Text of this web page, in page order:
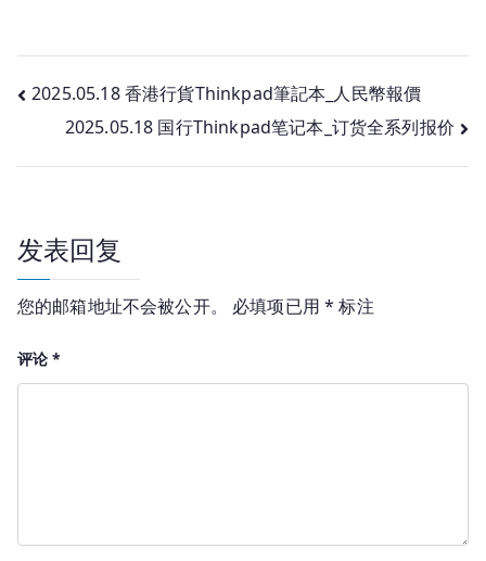
文
航
2025.05.18 香港行貨Thinkpad筆記本_人民幣報價
2025.05.18 国行Thinkpad笔记本_订货全系列报价
发表回复
您的邮箱地址不会被公开。 必填项已用* 标注
评论*